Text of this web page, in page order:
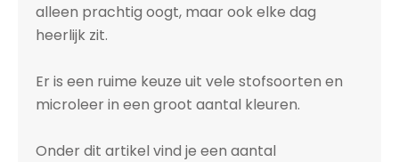
alleen prachtig oogt, maar ook elke dag
heerlijk zit.
Er is een ruime keuze uit vele stofsoorten en
microleer in een groot aantal kleuren.
Onder dit artikel vind je een aantal